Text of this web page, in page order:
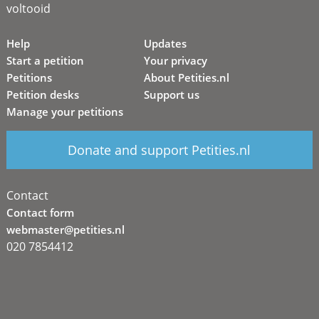
voltooid
Help
Start a petition
Petitions
Petition desks
Manage your petitions
Updates
Your privacy
About Petities.nl
Support us
Donate and support Petities.nl
Contact
Contact form
webmaster@petities.nl
020 7854412